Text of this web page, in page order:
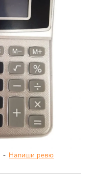
- Напиши ревю